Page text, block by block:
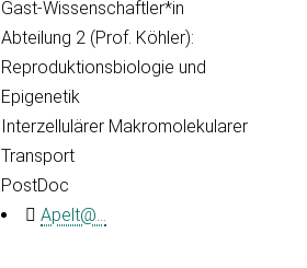
Gast-Wissenschaftler*in
Abteilung 2 (Prof. Köhler):
Reproduktionsbiologie und
Epigenetik
Interzellulärer Makromolekularer
Transport
PostDoc
Apelt@...